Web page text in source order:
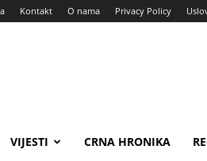
Kontakt O nama Privacy Policy
VIJESTI CRNA HRONIKA